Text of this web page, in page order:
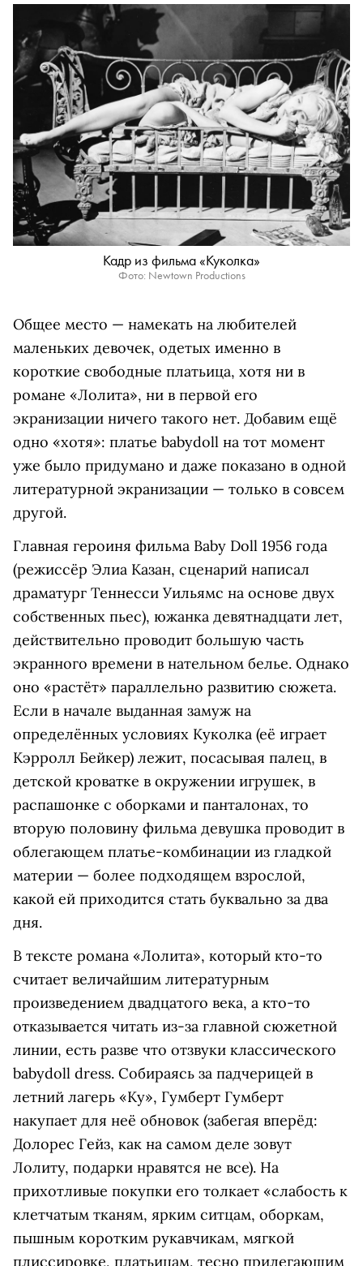
Кадр из фильма «Куколка»
Фото: Newtown Productions
Общее место — намекать на любителей
маленьких девочек, одетых именно в
короткие свободные платьица, хотя ни в
романе «Лолита», ни в первой его
экранизации ничего такого нет. Добавим ещё
одно «хотя»: платье babydoll на тот момент
уже было придумано и даже показано в одной
литературной экранизации — только в совсем
другой.
Главная героиня фильма Baby Doll 1956 года
(режиссёр Элиа Казан, сценарий написал
драматург Теннесси Уильямс на основе двух
собственных пьес), южанка девятнадцати лет,
действительно проводит большую часть
экранного времени в нательном белье. Однако
оно «растёт» параллельно развитию сюжета.
Если в начале выданная замуж на
определённых условиях Куколка (её играет
Кэрролл Бейкер) лежит, посасывая палец, в
детской кроватке в окружении игрушек, в
распашонке с оборками и панталонах, то
вторую половину фильма девушка проводит в
облегающем платье-комбинации из гладкой
материи — более подходящем взрослой,
какой ей приходится стать буквально за два
дня.
В тексте романа «Лолита», который кто-то
считает величайшим литературным
произведением двадцатого века, а кто-то
отказывается читать из-за главной сюжетной
линии, есть разве что отзвуки классического
babydoll dress. Собираясь за падчерицей в
летний лагерь «Ку», Гумберт Гумберт
накупает для неё обновок (забегая вперёд:
Долорес Гейз, как на самом деле зовут
Лолиту, подарки нравятся не все). На
прихотливые покупки его толкает «слабость к
клетчатым тканям, ярким ситцам, оборкам,
пышным коротким рукавчикам, мягкой
плиссировке, платьицам, тесно прилегающим